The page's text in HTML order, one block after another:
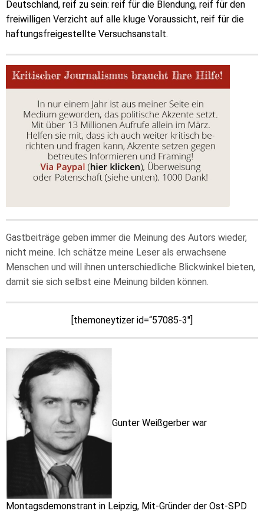
Deutschland, reif zu sein: reif für die Blendung, reif für den
freiwilligen Verzicht auf alle kluge Voraussicht, reif für die
haftungsfreigestellte Versuchsanstalt.
Gastbeiträge geben immer die Meinung des Autors wieder,
nicht meine. Ich schätze meine Leser als erwachsene
Menschen und will ihnen unterschiedliche Blickwinkel bieten,
damit sie sich selbst eine Meinung bilden können.
[themoneytizer id=“57085-3″]
Gunter Weißgerber war
Montagsdemonstrant in Leipzig, Mit-Gründer der Ost-SPD